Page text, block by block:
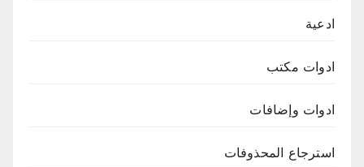
ادعية
ادوات مكتب
ادوات وإضافات
استرجاع المحذوفات